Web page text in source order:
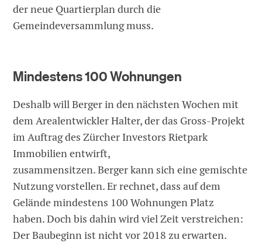
der neue Quartierplan durch die
Gemeindeversammlung muss.
Mindestens 100 Wohnungen
Deshalb will Berger in den nächsten Wochen mit
dem Arealentwickler Halter, der das Gross-Projekt
im Auftrag des Zürcher Investors Rietpark
Immobilien entwirft,
zusammensitzen. Berger kann sich eine gemischte
Nutzung vorstellen. Er rechnet, dass auf dem
Gelände mindestens 100 Wohnungen Platz
haben. Doch bis dahin wird viel Zeit verstreichen:
Der Baubeginn ist nicht vor 2018 zu erwarten.